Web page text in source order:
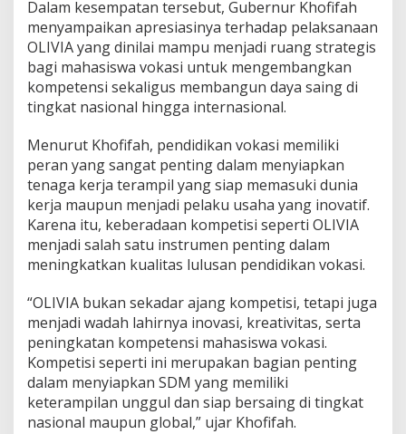
r
s
a
m
U
N
S
A
,
O
L
I
V
I
A
a
d
i
A
a
n
g
Dalam kesempatan tersebut, Gubernur Khofifah
menyampaikan apresiasinya terhadap pelaksanaan
OLIVIA yang dinilai mampu menjadi ruang strategis
bagi mahasiswa vokasi untuk mengembangkan
kompetensi sekaligus membangun daya saing di
tingkat nasional hingga internasional.
Menurut Khofifah, pendidikan vokasi memiliki
peran yang sangat penting dalam menyiapkan
tenaga kerja terampil yang siap memasuki dunia
kerja maupun menjadi pelaku usaha yang inovatif.
Karena itu, keberadaan kompetisi seperti OLIVIA
menjadi salah satu instrumen penting dalam
meningkatkan kualitas lulusan pendidikan vokasi.
“OLIVIA bukan sekadar ajang kompetisi, tetapi juga
menjadi wadah lahirnya inovasi, kreativitas, serta
peningkatan kompetensi mahasiswa vokasi.
Kompetisi seperti ini merupakan bagian penting
dalam menyiapkan SDM yang memiliki
keterampilan unggul dan siap bersaing di tingkat
nasional maupun global,” ujar Khofifah.